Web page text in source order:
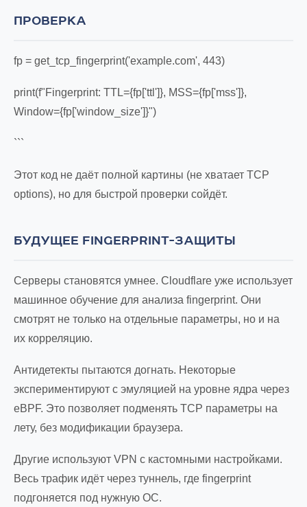
ПРОВЕРКА
fp = get_tcp_fingerprint('example.com', 443)
print(f"Fingerprint: TTL={fp['ttl']}, MSS={fp['mss']},
Window={fp['window_size']}")
```
Этот код не даёт полной картины (не хватает TCP
options), но для быстрой проверки сойдёт.
БУДУЩЕЕ FINGERPRINT-ЗАЩИТЫ
Серверы становятся умнее. Cloudflare уже использует
машинное обучение для анализа fingerprint. Они
смотрят не только на отдельные параметры, но и на
их корреляцию.
Антидетекты пытаются догнать. Некоторые
экспериментируют с эмуляцией на уровне ядра через
eBPF. Это позволяет подменять TCP параметры на
лету, без модификации браузера.
Другие используют VPN с кастомными настройками.
Весь трафик идёт через туннель, где fingerprint
подгоняется под нужную ОС.